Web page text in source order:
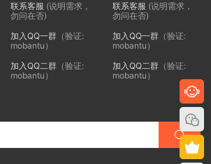
联系客服 (说明需求，
勿问在否)
加入QQ一群（验证:
mobantu）
加入QQ二群（验证:
mobantu）
联系客服 (说明需求，
勿问在否)
加入QQ一群（验证:
mobantu）
加入QQ二群（验证:
mobantu）